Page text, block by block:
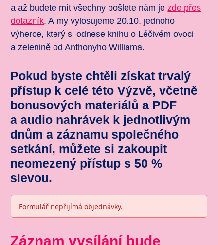
a až budete mít všechny pošlete nám je zde přes
dotazník. A my vylosujeme 20.10. jednoho
výherce, který si odnese knihu o Léčivém ovoci
a zelenině od Anthonyho Williama.
Pokud byste chtěli získat trvalý
přístup k celé této Výzvě, včetně
bonusových materiálů a PDF
a audio nahrávek k jednotlivým
dnům a záznamu společného
setkání, můžete si zakoupit
neomezený přístup s 50 %
slevou.
Formulář nepřijímá objednávky.
Záznam vysílání bude